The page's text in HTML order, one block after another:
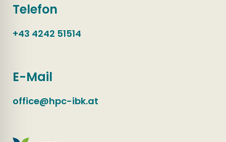
Telefon
+43 4242 51514
E-Mail
office@hpc-ibk.at